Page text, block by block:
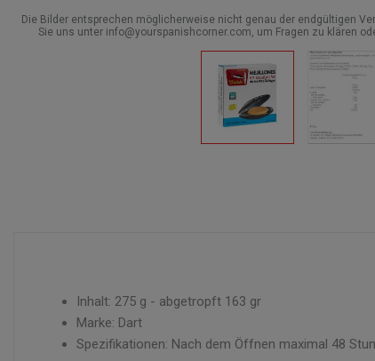
Die Bilder entsprechen möglicherweise nicht genau der endgültigen
Sie uns unter info@yourspanishcorner.com, um Fragen zu klären
Inhalt: 275 g - abgetropft 163 gr
Marke: Dart
Spezifikationen: Nach dem Öffnen maximal 48